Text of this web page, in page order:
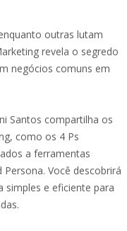
outras lutam
revela o segredo
negócios comuns em
Santos compartilha os
como os 4 Ps
a ferramentas
Você descobrirá
simples e eficiente para